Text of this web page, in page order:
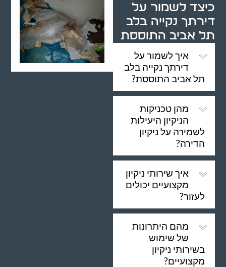
כיצד לשמור על
דירתך נקייה בלב
תל אביב התוססת
איך לשמור על
דירתך נקייה בלב
תל אביב התוססת?
מהן טכניקות
הניקיון היעילות
לשמירה על ניקיון
הדירה?
איך שירותי ניקיון
מקצועיים יכולים
לעזור?
מהם היתרונות
של שימוש
בשירותי ניקיון
מקצועיים?